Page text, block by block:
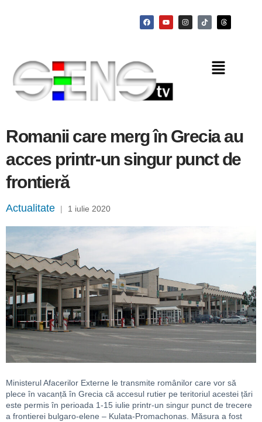
Romanii care merg în Grecia au
acces printr-un singur punct de
frontieră
Actualitate | 1 iulie 2020
Ministerul Afacerilor Externe le transmite românilor care vor să
plece în vacanță în Grecia că accesul rutier pe teritoriul acestei țări
este permis în perioada 1-15 iulie printr-un singur punct de trecere
a frontierei bulgaro-elene – Kulata-Promachonas. Măsura a fost